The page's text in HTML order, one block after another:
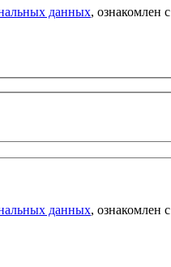
данных, ознакомлен с
данных, ознакомлен с